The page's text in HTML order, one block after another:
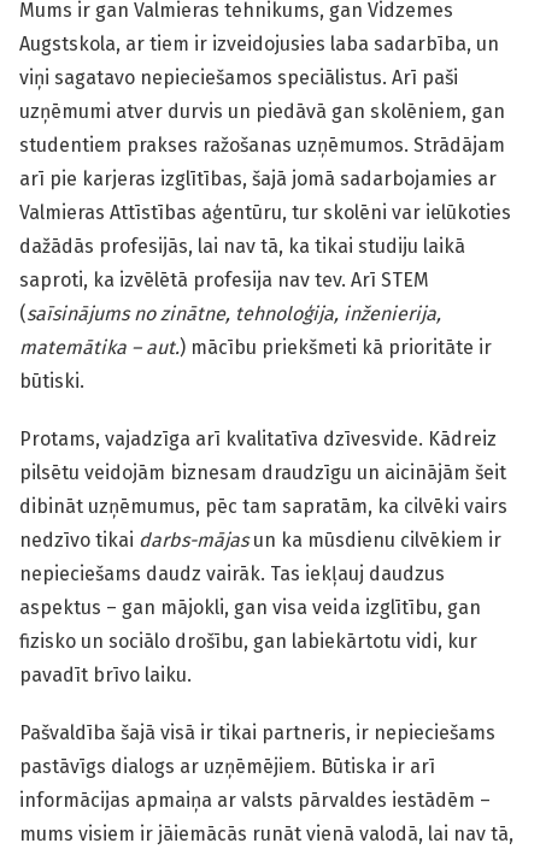
Mums ir gan Valmieras tehnikums, gan Vidzemes
Augstskola, ar tiem ir izveidojusies laba sadarbība, un
viņi sagatavo nepieciešamos speciālistus. Arī paši
uzņēmumi atver durvis un piedāvā gan skolēniem, gan
studentiem prakses ražošanas uzņēmumos. Strādājam
arī pie karjeras izglītības, šajā jomā sadarbojamies ar
Valmieras Attīstības aģentūru, tur skolēni var ielūkoties
dažādās profesijās, lai nav tā, ka tikai studiju laikā
saproti, ka izvēlētā profesija nav tev. Arī STEM
(saīsinājums no zinātne, tehnoloģija, inženierija,
matemātika – aut.) mācību priekšmeti kā prioritāte ir
būtiski.
Protams, vajadzīga arī kvalitatīva dzīvesvide. Kādreiz
pilsētu veidojām biznesam draudzīgu un aicinājām šeit
dibināt uzņēmumus, pēc tam sapratām, ka cilvēki vairs
nedzīvo tikai darbs-mājasun ka mūsdienu cilvēkiem ir
nepieciešams daudz vairāk. Tas iekļauj daudzus
aspektus – gan mājokli, gan visa veida izglītību, gan
fizisko un sociālo drošību, gan labiekārtotu vidi, kur
pavadīt brīvo laiku.
Pašvaldība šajā visā ir tikai partneris, ir nepieciešams
pastāvīgs dialogs ar uzņēmējiem. Būtiska ir arī
informācijas apmaiņa ar valsts pārvaldes iestādēm –
mums visiem ir jāiemācās runāt vienā valodā, lai nav tā,